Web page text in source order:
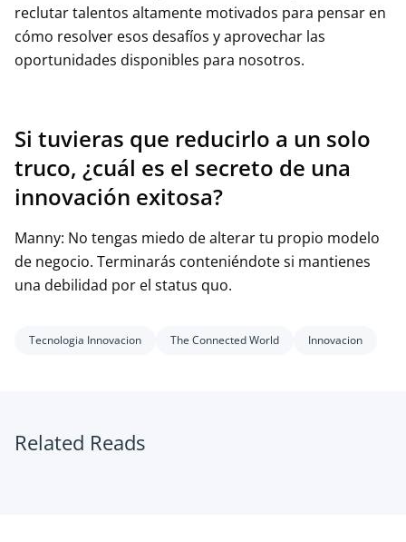
reclutar talentos altamente motivados para pensar en
cómo resolver esos desafíos y aprovechar las
oportunidades disponibles para nosotros.
Si tuvieras que reducirlo a un solo
truco, ¿cuál es el secreto de una
innovación exitosa?
Manny: No tengas miedo de alterar tu propio modelo
de negocio. Terminarás conteniéndote si mantienes
una debilidad por el status quo.
Tecnologia Innovacion The Connected World Innovacion
Related Reads